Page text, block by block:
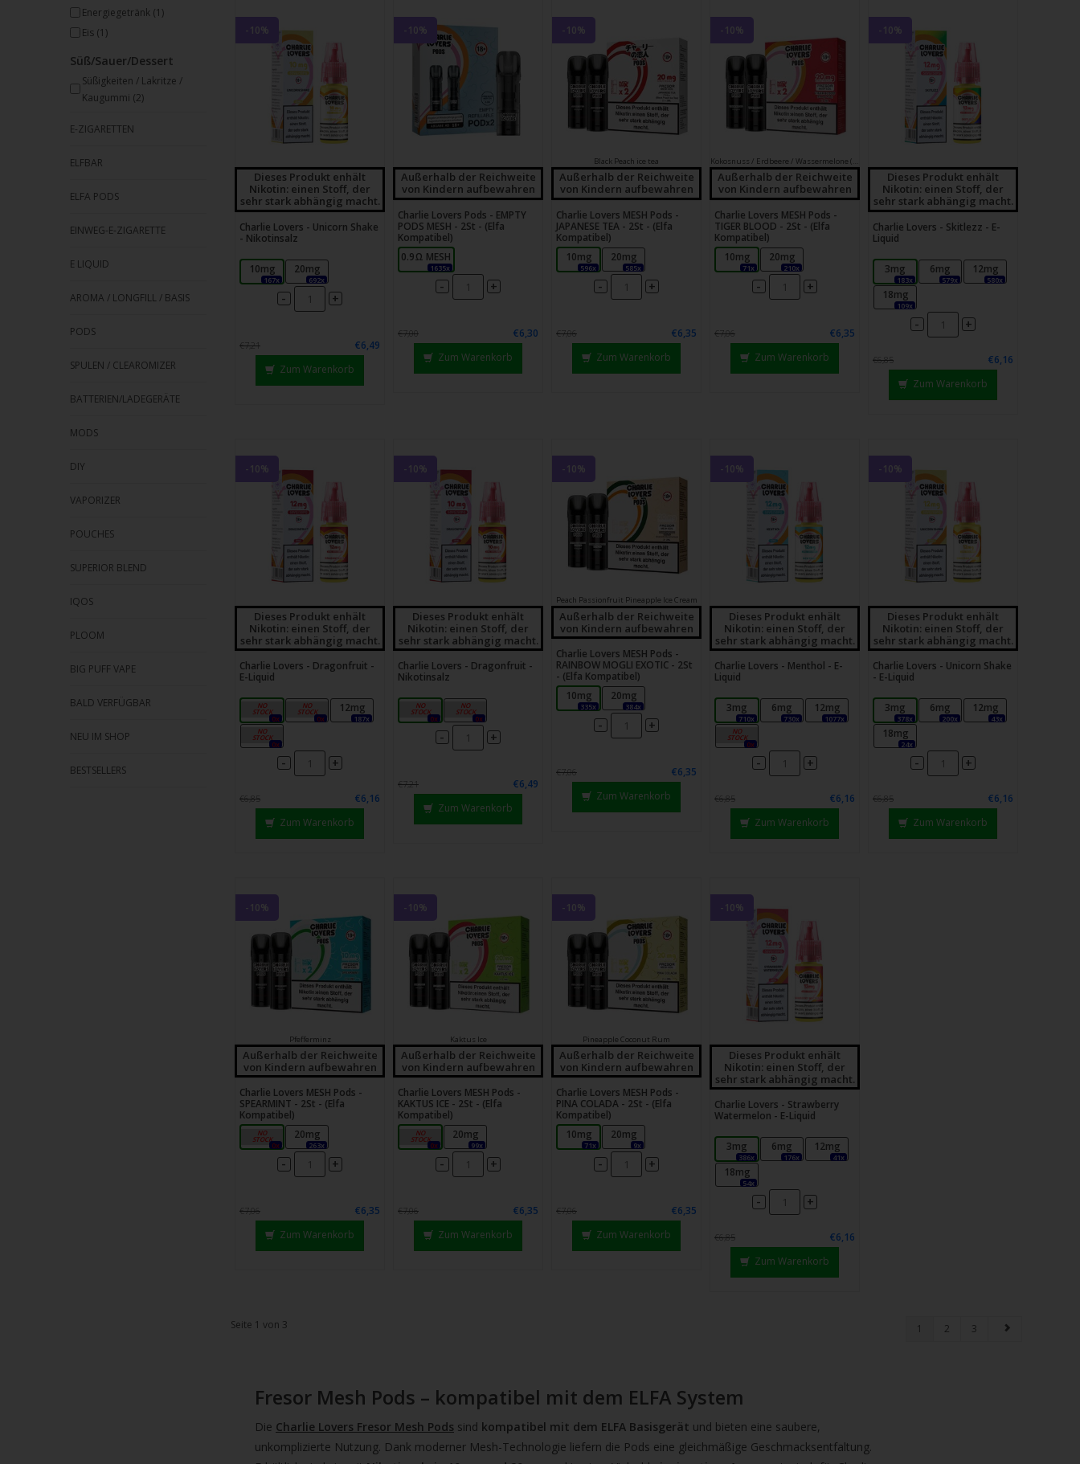
Energiegetränk (1)
Eis (1)
Süß/Sauer/Dessert
Süßigkeiten / Lakritze /
Kaugummi (2)
E-ZIGARETTEN
ELFBAR
ELFA PODS
EINWEG-E-ZIGARETTE
E LIQUID
AROMA / LONGFILL / BASIS
PODS
SPULEN / CLEAROMIZER
BATTERIEN/LADEGERÄTE
MODS
DIY
VAPORIZER
POUCHES
SUPERIOR BLEND
IQOS
PLOOM
BIG PUFF VAPE
BALD VERFÜGBAR
NEU IM SHOP
BESTSELLERS
-10%
Dieses Produkt enhält
Nikotin: einen Stoff, der
sehr stark abhängig macht.
Charlie Lovers - Unicorn Shake
- Nikotinsalz
10mg
167x
20mg
692x
- +
€7,21
€6,49
Zum Warenkorb
-10%
Außerhalb der Reichweite
von Kindern aufbewahren
Charlie Lovers Pods - EMPTY
PODS MESH - 2St - (Elfa
Kompatibel)
0.9Ω MESH
1635x
- +
€7,00
€6,30
Zum Warenkorb
-10%
Black Peach ice tea
Außerhalb der Reichweite
von Kindern aufbewahren
Charlie Lovers MESH Pods -
JAPANESE TEA - 2St - (Elfa
Kompatibel)
10mg
596x
20mg
585x
- +
€7,06
€6,35
Zum Warenkorb
-10%
Außerhalb der Reichweite
von Kindern aufbewahren
Charlie Lovers MESH Pods -
TIGER BLOOD - 2St - (Elfa
Kompatibel)
10mg
71x
20mg
210x
- +
€7,06
€6,35
Zum Warenkorb
-10%
Dieses Produkt enhält
Nikotin: einen Stoff, der
sehr stark abhängig macht.
Charlie Lovers - Skitlezz - E-
Liquid
3mg
183x
6mg
579x
12mg
580x
18mg
109x
- +
€6,85
€6,16
Zum Warenkorb
-10%
Dieses Produkt enhält
Nikotin: einen Stoff, der
sehr stark abhängig macht.
Charlie Lovers - Dragonfruit -
E-Liquid
3mg
0x
6mg
0x
12mg
187x
18mg
0x
- +
€6,85
€6,16
Zum Warenkorb
-10%
Dieses Produkt enhält
Nikotin: einen Stoff, der
sehr stark abhängig macht.
Charlie Lovers - Dragonfruit -
Nikotinsalz
10mg
0x
20mg
0x
- +
€7,21
€6,49
Zum Warenkorb
-10%
Peach Passionfruit Pineapple Ice Cream
Außerhalb der Reichweite
von Kindern aufbewahren
Charlie Lovers MESH Pods -
RAINBOW MOGLI EXOTIC - 2St
- (Elfa Kompatibel)
10mg
335x
20mg
384x
- +
€7,06
€6,35
Zum Warenkorb
-10%
Dieses Produkt enhält
Nikotin: einen Stoff, der
sehr stark abhängig macht.
Charlie Lovers - Menthol - E-
Liquid
3mg
710x
6mg
730x
12mg
1077x
18mg
0x
- +
€6,85
€6,16
Zum Warenkorb
-10%
Dieses Produkt enhält
Nikotin: einen Stoff, der
sehr stark abhängig macht.
Charlie Lovers - Unicorn Shake
- E-Liquid
3mg
378x
6mg
200x
12mg
43x
18mg
24x
- +
€6,85
€6,16
Zum Warenkorb
-10%
Pfefferminz
Außerhalb der Reichweite
von Kindern aufbewahren
Charlie Lovers MESH Pods -
SPEARMINT - 2St - (Elfa
Kompatibel)
10mg
0x
20mg
263x
- +
€7,06
€6,35
Zum Warenkorb
-10%
Kaktus Ice
Außerhalb der Reichweite
von Kindern aufbewahren
Charlie Lovers MESH Pods -
KAKTUS ICE - 2St - (Elfa
Kompatibel)
10mg
0x
20mg
99x
- +
€7,06
€6,35
Zum Warenkorb
-10%
Pineapple Coconut Rum
Außerhalb der Reichweite
von Kindern aufbewahren
Charlie Lovers MESH Pods -
PINA COLADA - 2St - (Elfa
Kompatibel)
10mg
71x
20mg
9x
- +
€7,06
€6,35
Zum Warenkorb
-10%
Dieses Produkt enhält
Nikotin: einen Stoff, der
sehr stark abhängig macht.
Charlie Lovers - Strawberry
Watermelon - E-Liquid
3mg
386x
6mg
176x
12mg
41x
18mg
54x
- +
€6,85
€6,16
Zum Warenkorb
Seite 1 von 3 1 2 3
Fresor Mesh Pods – kompatibel mit dem ELFA System
Die Charlie Lovers Fresor Mesh Pods sind kompatibel mit dem ELFA Basisgerät und bieten eine saubere,
unkomplizierte Nutzung. Dank moderner Mesh-Technologie liefern die Pods eine gleichmäßige Geschmacksentfaltung.